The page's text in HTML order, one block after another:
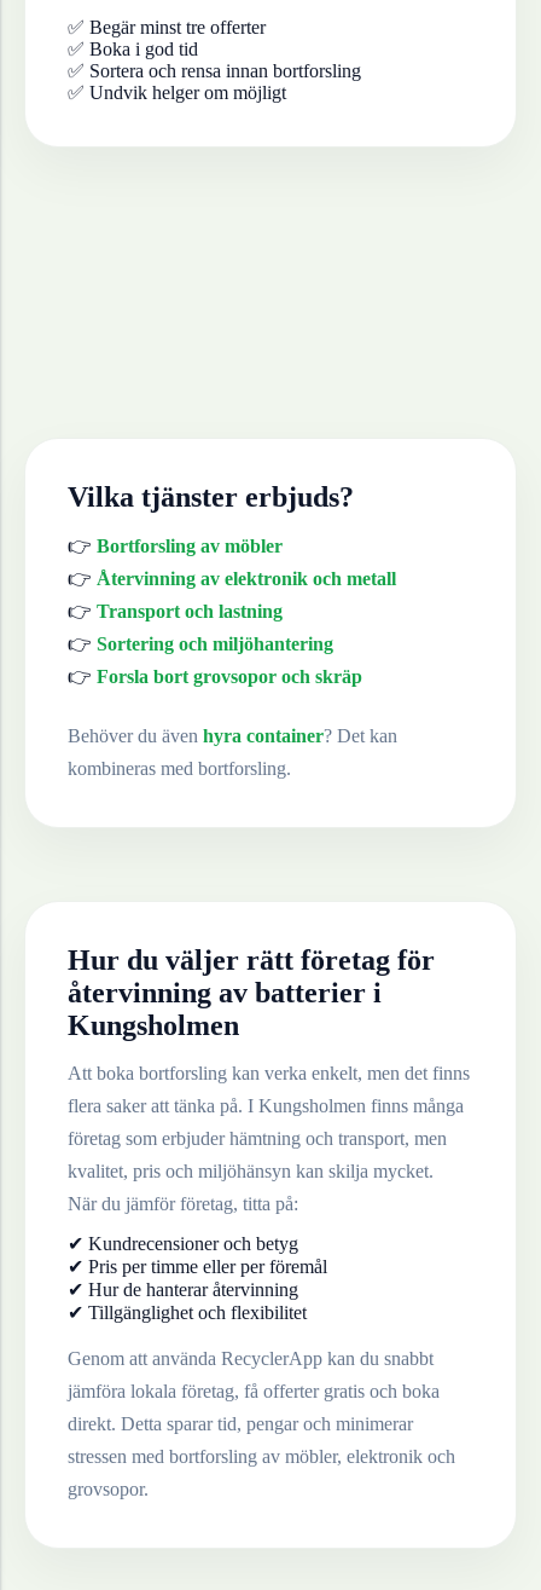
✅ Begär minst tre offerter
✅ Boka i god tid
✅ Sortera och rensa innan bortforsling
✅ Undvik helger om möjligt
Vilka tjänster erbjuds?
👉 Bortforsling av möbler
👉 Återvinning av elektronik och metall
👉 Transport och lastning
👉 Sortering och miljöhantering
👉 Forsla bort grovsopor och skräp
Behöver du även hyra container? Det kan
kombineras med bortforsling.
Hur du väljer rätt företag för
återvinning av batterier i
Kungsholmen
Att boka bortforsling kan verka enkelt, men det finns
flera saker att tänka på. I Kungsholmen finns många
företag som erbjuder hämtning och transport, men
kvalitet, pris och miljöhänsyn kan skilja mycket.
När du jämför företag, titta på:
✔ Kundrecensioner och betyg
✔ Pris per timme eller per föremål
✔ Hur de hanterar återvinning
✔ Tillgänglighet och flexibilitet
Genom att använda RecyclerApp kan du snabbt
jämföra lokala företag, få offerter gratis och boka
direkt. Detta sparar tid, pengar och minimerar
stressen med bortforsling av möbler, elektronik och
grovsopor.